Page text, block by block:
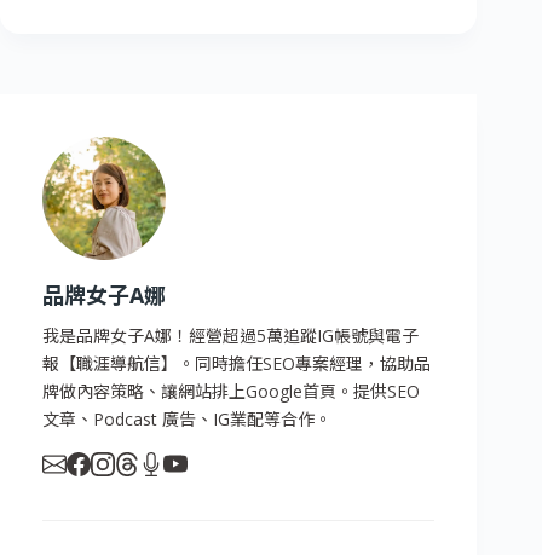
品牌女子A娜
我是品牌女子A娜！經營超過5萬追蹤IG帳號與電子
報【職涯導航信】。同時擔任SEO專案經理，協助品
牌做內容策略、讓網站排上Google首頁。提供SEO
文章、Podcast 廣告、IG業配等合作。